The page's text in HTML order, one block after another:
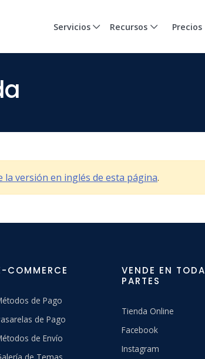
Servicios Recursos Precios
la versión en inglés de esta página.
COMMERCE
de Pago
de Pago
de Envío
VENDE EN
PARTES
Tienda Online
Facebook
Instagram